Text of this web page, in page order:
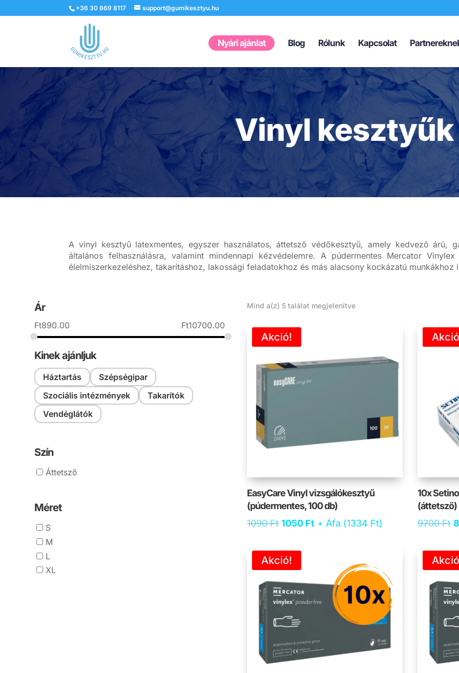
+36 30 869 8117 support@gumikesztyu.hu
Nyári ajánlat Blog Rólunk Kapcsolat
Vinyl kesztyűk
A vinyl kesztyű latexmentes, egyszer használatos, áttetsző védőkesztyű, amely kedvező árú,
általános felhasználásra, valamint mindennapi kézvédelemre. A púdermentes Mercator
élelmiszerkezeléshez, takarításhoz, lakossági feladatokhoz és más alacsony kockázatú munkákhoz
Ár
Ft890.00 Ft10700.00
Kinek ajánljuk
Háztartás
Szépségipar
Szociális intézmények
Takarítók
Vendéglátók
Szín
Áttetsző
Méret
S
M
L
XL
Mind a(z) 5 találat megjelenítveSorted
Akció!
EasyCare Vinyl vizsgálókesztyű
(púdermentes, 100 db)
1090Ft Original
was:
1090 Ft.
1050 Ft Current
+ Áfa (1334 Ft)
10x
(áttetsző)
9700Ft
Akció!